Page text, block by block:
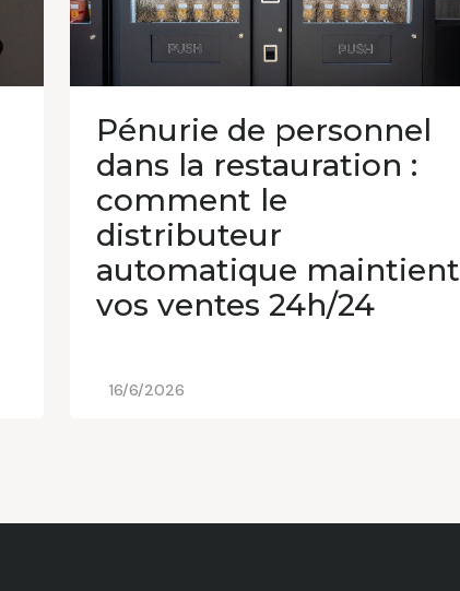
Pénurie de personnel
dans la restauration :
comment le
distributeur
automatique maintient
vos ventes 24h/24
16/6/2026